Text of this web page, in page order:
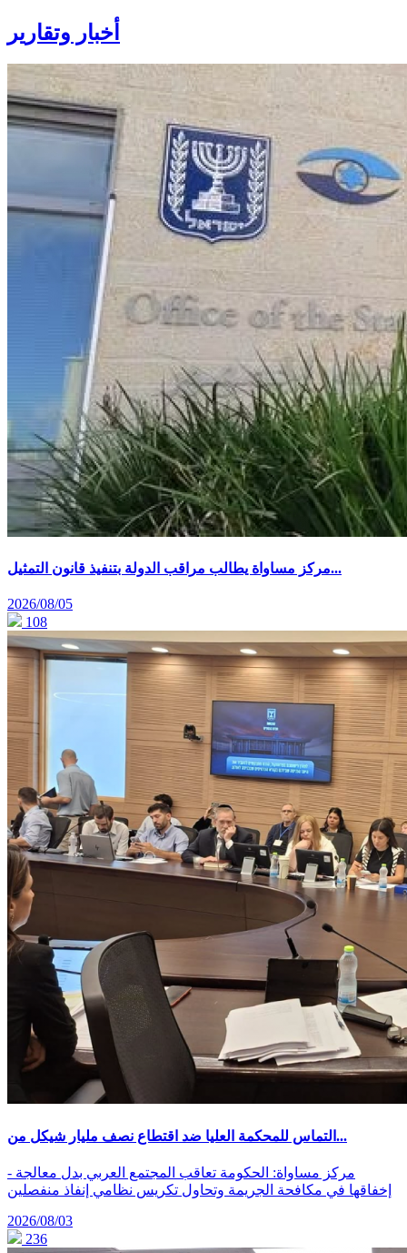
أخبار وتقارير
مركز مساواة يطالب مراقب الدولة بتنفيذ قانون التمثيل...
2026/08/05
108
التماس للمحكمة العليا ضد اقتطاع نصف مليار شيكل من...
- مركز مساواة: الحكومة تعاقب المجتمع العربي بدل معالجة
إخفاقها في مكافحة الجريمة وتحاول تكريس نظامي إنفاذ منفصلين
2026/08/03
236